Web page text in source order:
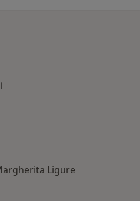
Ligure